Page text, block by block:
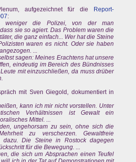
aufgezeichnet für die
Report-
:
weniger die Polizei, von der man
sie so agiert. Das Problem waren die
die ganz einfach... Wer hat die Steine
waren es nicht. Oder sie haben
...
sagen: Meines Erachtens hat unsere
eindeutig im Bereich des Bündnisses
mit einzuschließen, da muss drüber
mit Sven Giegold, dokumentiert in
kann ich mir nicht vorstellen. Unter
Verhältnissen ist Gewalt ein
Mittel. ...
ungehorsam zu sein, ohne sich die
zu verscherzen. Gewaltfreie
dazu. Die Steine in Rostock dagegen
für die Bewegung. ...
die sich um Absprachen einen Teufel